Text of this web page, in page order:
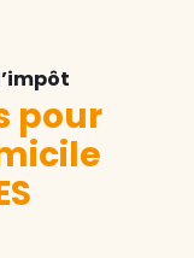
pour